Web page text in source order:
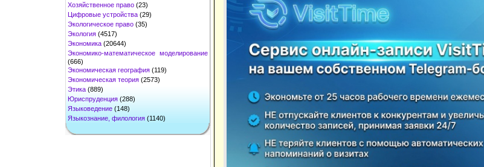
Хозяйственное право (23)
Цифровые устройства (29)
Экологическое право (35)
Экология (4517)
Экономика (20644)
Экономико-математическое моделирование
(666)
Экономическая география (119)
Экономическая теория (2573)
Этика (889)
Юриспруденция (288)
Языковедение (148)
Языкознание, филология (1140)